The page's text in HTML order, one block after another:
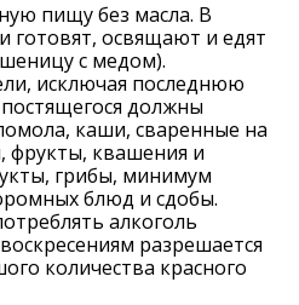
пищу без масла. В
готовят, освящают и едят
с медом).
исключая последнюю
должны
каши, сваренные на
фрукты, квашения и
грибы, минимум
блюд и сдобы.
алкоголь
разрешается
количества красного